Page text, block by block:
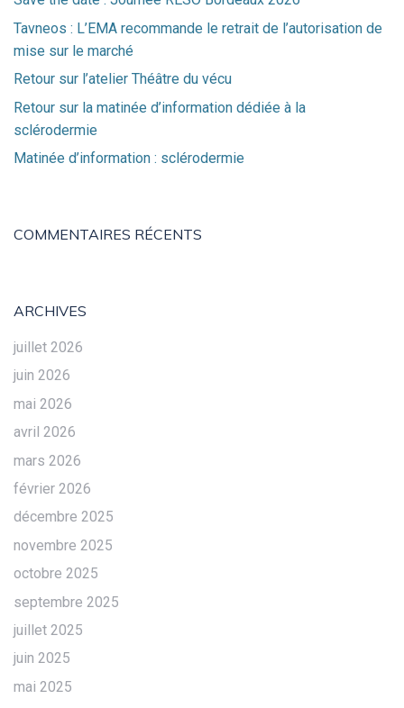
Tavneos : L’EMA recommande le retrait de l’autorisation de
mise sur le marché
Retour sur l’atelier Théâtre du vécu
Retour sur la matinée d’information dédiée à la
sclérodermie
Matinée d’information : sclérodermie
COMMENTAIRES RÉCENTS
ARCHIVES
juillet 2026
juin 2026
mai 2026
avril 2026
mars 2026
février 2026
décembre 2025
novembre 2025
octobre 2025
septembre 2025
juillet 2025
juin 2025
mai 2025